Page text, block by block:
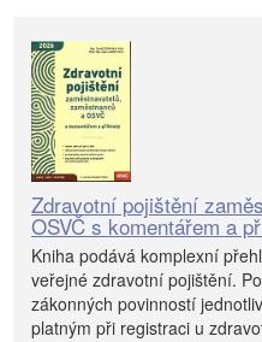
Zdravotní pojištění
OSVČ s komentářem a
Kniha podává komplexní
veřejné zdravotní pojištění.
zákonných povinností
platným při registraci u